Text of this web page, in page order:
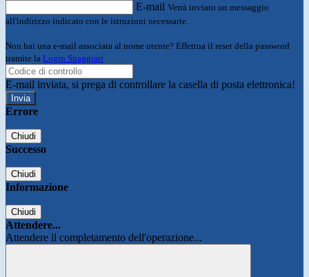
E-mail Verrà inviato un messaggio
all'indirizzo indicato con le istruzioni necessarie.
Non hai una e-mail associata al nome utente? Effettua il reset della password
tramite la Login Spaggiari
E-mail inviata, si prega di controllare la casella di posta elettronica!
Errore
Chiudi
Successo
Chiudi
Informazione
Chiudi
Attendere...
Attendere il completamento dell'operazione...